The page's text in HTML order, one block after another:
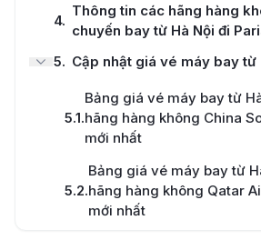
4.
Thông tin các hãng hàng
chuyến bay từ Hà Nội đi
5. Cập nhật giá vé máy bay từ
5.1.
Bảng giá vé máy bay từ
hãng hàng không China
mới nhất
5.2.
Bảng giá vé máy bay từ
hãng hàng không Qatar
mới nhất